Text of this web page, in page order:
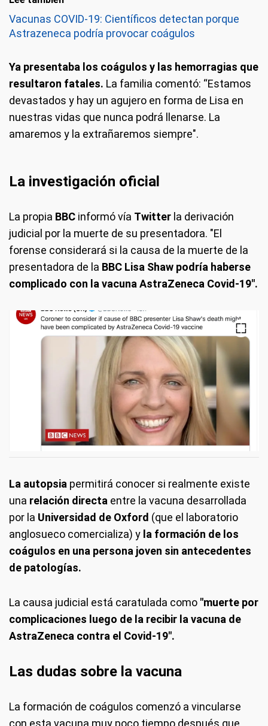
Vacunas COVID-19: Científicos detectan porque
Astrazeneca podría provocar coágulos
Ya presentaba los coágulos y las hemorragias que
resultaron fatales. La familia comentó: “Estamos
devastados y hay un agujero en forma de Lisa en
nuestras vidas que nunca podrá llenarse. La
amaremos y la extrañaremos siempre".
La investigación oficial
La propia BBC informó vía Twitter la derivación
judicial por la muerte de su presentadora. "El
forense considerará si la causa de la muerte de la
presentadora de la BBC Lisa Shaw podría haberse
complicado con la vacuna AstraZeneca Covid-19".
La autopsia permitirá conocer si realmente existe
una relación directa entre la vacuna desarrollada
por la Universidad de Oxford (que el laboratorio
anglosueco comercializa) y la formación de los
coágulos en una persona joven sin antecedentes
de patologías.
La causa judicial está caratulada como "muerte por
complicaciones luego de la recibir la vacuna de
AstraZeneca contra el Covid-19".
Las dudas sobre la vacuna
La formación de coágulos comenzó a vincularse
con esta vacuna muy poco tiempo después que